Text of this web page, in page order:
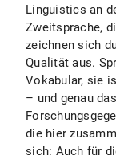
Linguistics an
Zweitsprache,
zeichnen sich
Qualität aus.
Vokabular, sie
– und genau
die hier
sich: Auch für